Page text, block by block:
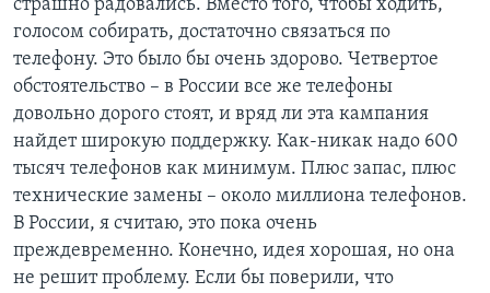
страшно радовались. Вместо того, чтобы ходить,
голосом собирать, достаточно связаться по
телефону. Это было бы очень здорово. Четвертое
обстоятельство – в России все же телефоны
довольно дорого стоят, и вряд ли эта кампания
найдет широкую поддержку. Как-никак надо 600
тысяч телефонов как минимум. Плюс запас, плюс
технические замены – около миллиона телефонов.
В России, я считаю, это пока очень
преждевременно. Конечно, идея хорошая, но она
не решит проблему. Если бы поверили, что